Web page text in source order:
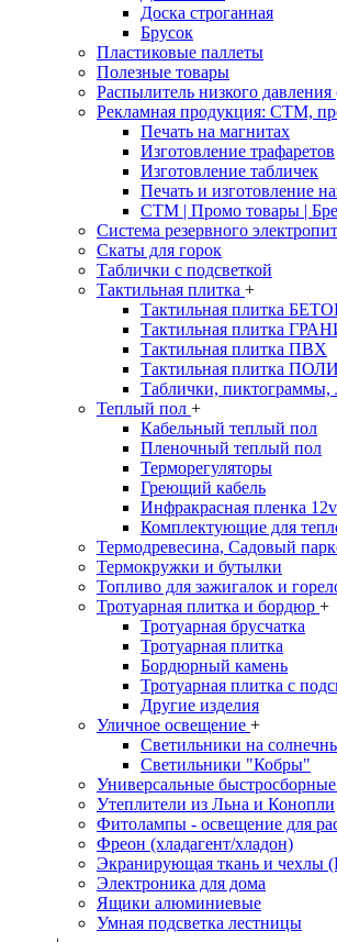
Доска строганная
Брусок
Пластиковые паллеты
Полезные товары
Распылитель низкого давления
Рекламная продукция: CTM,
Печать на магнитах
Изготовление трафаретов
Изготовление табличек
Печать и изготовление
CTM | Промо товары |
Система резервного
Скаты для горок
Таблички с подсветкой
Тактильная плитка +
Тактильная плитка
Тактильная плитка
Тактильная плитка ПВХ
Тактильная плитка
Таблички, пиктограммы,
Теплый пол +
Кабельный теплый пол
Пленочный теплый пол
Терморегуляторы
Греющий кабель
Инфракрасная пленка 12v
Комплектующие для
Термодревесина, Садовый
Термокружки и бутылки
Топливо для зажигалок и
Тротуарная плитка и бордюр +
Тротуарная брусчатка
Тротуарная плитка
Бордюрный камень
Тротуарная плитка с
Другие изделия
Уличное освещение +
Светильники на
Светильники "Кобры"
Универсальные
Утеплители из Льна и Конопли
Фитолампы - освещение для
Фреон (хладагент/хладон)
Экранирующая ткань и чехлы
Электроника для дома
Ящики алюминиевые
Умная подсветка лестницы